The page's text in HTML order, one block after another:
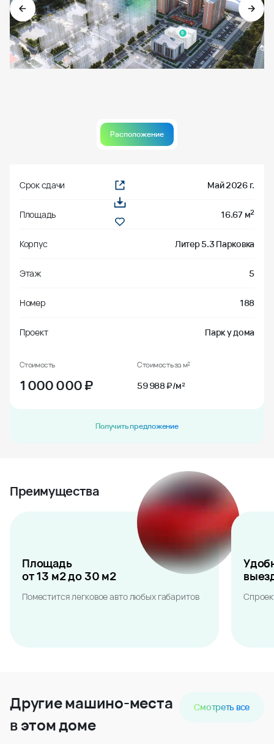
5
Расположение
Срок сдачи Май 2026 г.
Площадь 16.67 м2
Корпус Литер 5.3 Парковка
Этаж 5
Номер 188
Проект Парк у дома
Стоимость
1 000 000₽
Стоимость за м²
59 988 ₽/м²
Получить предложение
Преимущества
Площадь
от 13 м2 до 30 м2
Поместится легковое авто любых габаритов
Другие машино-места
в этом доме
Смотреть все